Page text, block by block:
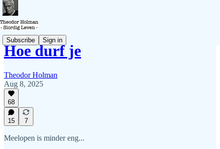
Subscribe Sign in
Hoe durf je
Theodor Holman
Aug 8, 2025
68
15 7
Meelopen is minder eng...